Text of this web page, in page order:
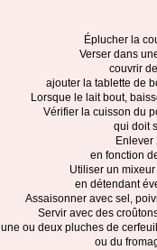
Éplucher la
Verser dans
couvrir
ajouter la tablette de
Lorsque le lait bout,
Vérifier la cuisson du
qui doit
Enlever
en fonction
Utiliser un
en détendant
Assaisonner avec sel,
Servir avec des
une ou deux pluches de
ou du